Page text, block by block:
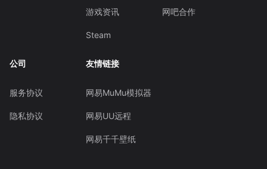
游戏资讯
Steam
网吧合作
公司
服务协议
隐私协议
友情链接
网易MuMu模拟器
网易UU远程
网易千千壁纸